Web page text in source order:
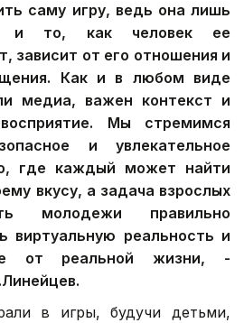
саму игру, ведь она лишь
и то, как человек ее
зависит от его отношения и
Как и в любом виде
медиа, важен контекст и
Мы стремимся
и увлекательное
где каждый может найти
вкусу, а задача взрослых
молодежи правильно
виртуальную реальность и
от реальной жизни, -
в игры, будучи детьми,